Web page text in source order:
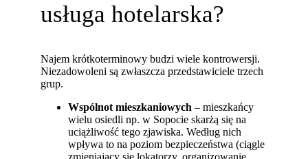
usługa hotelarska?
Najem krótkoterminowy budzi wiele kontrowersji.
Niezadowoleni są zwłaszcza przedstawiciele trzech
grup.
Wspólnot mieszkaniowych – mieszkańcy
wielu osiedli np. w Sopocie skarżą się na
uciążliwość tego zjawiska. Według nich
wpływa to na poziom bezpieczeństwa (ciągle
zmieniający się lokatorzy, organizowanie